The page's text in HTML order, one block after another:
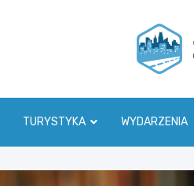
TURYSTYKA WYDARZENIA